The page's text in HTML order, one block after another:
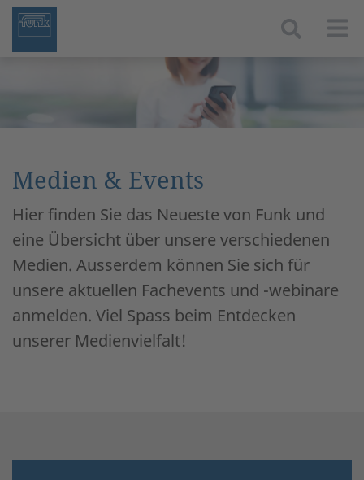
Medien & Events
Hier finden Sie das Neueste von Funk und
eine Übersicht über unsere verschiedenen
Medien. Ausserdem können Sie sich für
unsere aktuellen Fachevents und -webinare
anmelden. Viel Spass beim Entdecken
unserer Medienvielfalt!